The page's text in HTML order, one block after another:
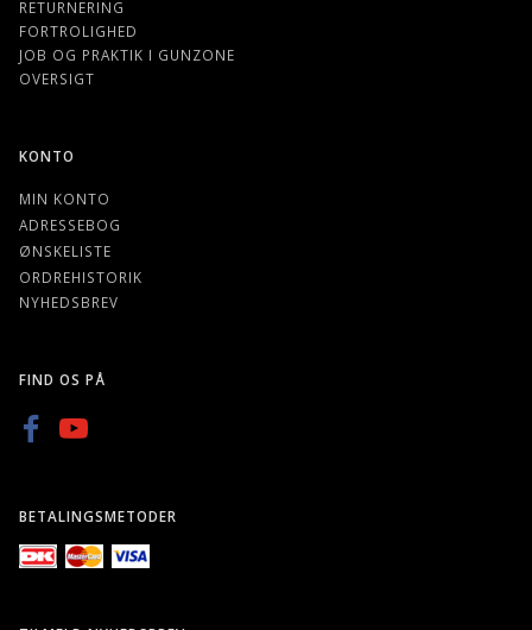
RETURNERING
FORTROLIGHED
JOB OG PRAKTIK I GUNZONE
OVERSIGT
KONTO
MIN KONTO
ADRESSEBOG
ØNSKELISTE
ORDREHISTORIK
NYHEDSBREV
FIND OS PÅ
BETALINGSMETODER